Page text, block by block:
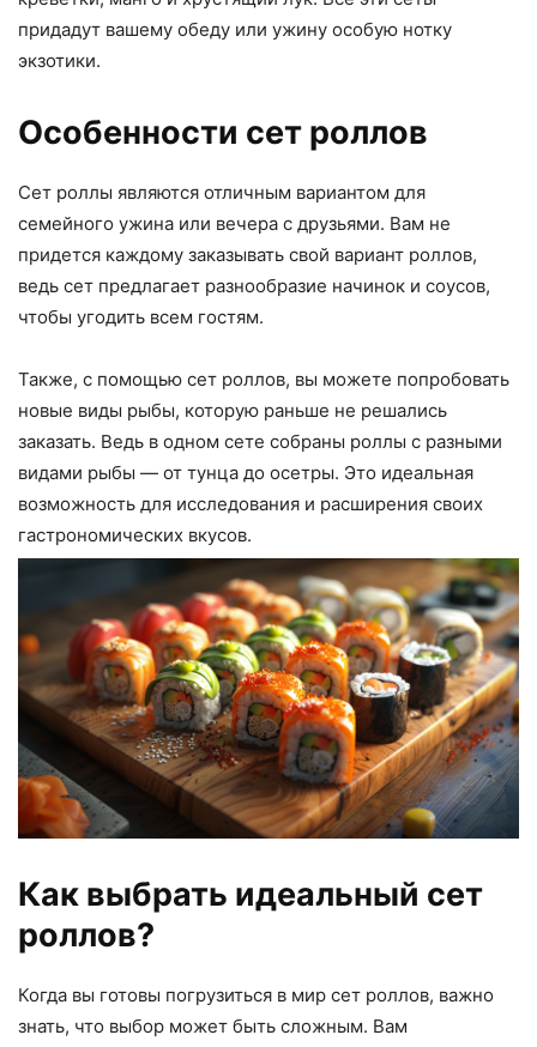
придадут вашему обеду или ужину особую нотку
экзотики.
Особенности сет роллов
Сет роллы являются отличным вариантом для
семейного ужина или вечера с друзьями. Вам не
придется каждому заказывать свой вариант роллов,
ведь сет предлагает разнообразие начинок и соусов,
чтобы угодить всем гостям.
Также, с помощью сет роллов, вы можете попробовать
новые виды рыбы, которую раньше не решались
заказать. Ведь в одном сете собраны роллы с разными
видами рыбы — от тунца до осетры. Это идеальная
возможность для исследования и расширения своих
гастрономических вкусов.
Как выбрать идеальный сет
роллов?
Когда вы готовы погрузиться в мир сет роллов, важно
знать, что выбор может быть сложным. Вам